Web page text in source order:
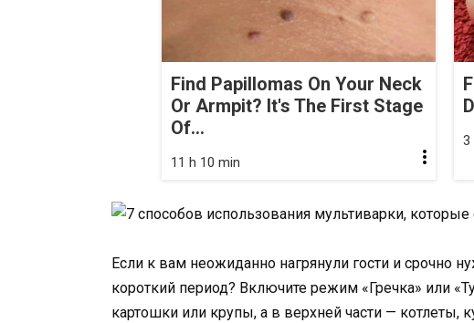
Find Papillomas On Your Neck
Or Armpit? It's The First Stage
Of...
11 h 10 min
3
Если к вам неожиданно нагрянули гости и срочно
короткий период? Включите режим «Гречка» или
картошки или крупы, а в верхней части — котлеты,